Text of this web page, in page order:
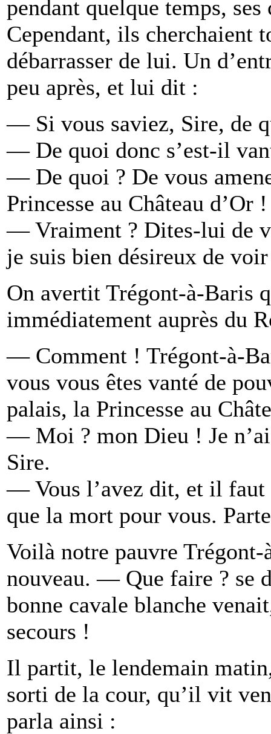
pendant quelque temps,
Cependant, ils cherchaient
débarrasser de lui. Un
peu après, et lui dit :
— Si vous saviez, Sire, de
— De quoi donc s’est-il
— De quoi ? De vous
Princesse au Château d’Or !
— Vraiment ? Dites-lui de
je suis bien désireux de
On avertit Trégont-à-Baris
immédiatement auprès du
— Comment ! Trégont-à-
vous vous êtes vanté de
palais, la Princesse au
— Moi ? mon Dieu ! Je
Sire.
— Vous l’avez dit, et il faut
que la mort pour vous.
Voilà notre pauvre Trégont-
nouveau. — Que faire ? se
bonne cavale blanche
secours !
Il partit, le lendemain
sorti de la cour, qu’il vit
parla ainsi :